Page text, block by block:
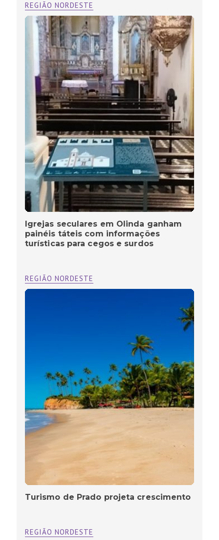
REGIÃO NORDESTE
Igrejas seculares em Olinda ganham
painéis táteis com informações
turísticas para cegos e surdos
REGIÃO NORDESTE
Turismo de Prado projeta crescimento
REGIÃO NORDESTE